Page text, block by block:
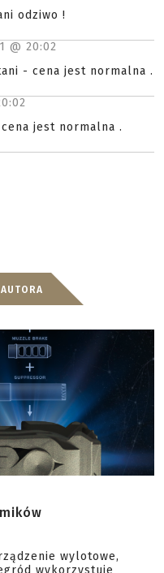
odziwo !
@ 20:02
- cena jest normalna .
jest normalna .
AUTORA
wylotowe,